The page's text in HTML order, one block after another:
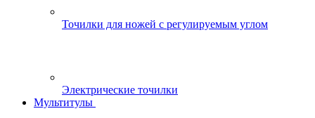
Точилки для ножей с регулируемым углом
Электрические точилки
Мультитулы